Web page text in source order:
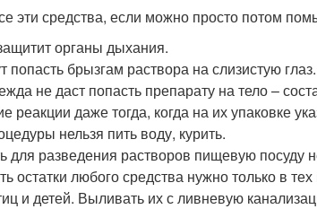
эти средства, если можно просто потом
органы дыхания.
попасть брызгам раствора на слизистую глаз.
не даст попасть препарату на тело –
реакции даже тогда, когда на их упаковке
нельзя пить воду, курить.
для разведения растворов пищевую посуду
остатки любого средства нужно только в
и детей. Выливать их с ливневую